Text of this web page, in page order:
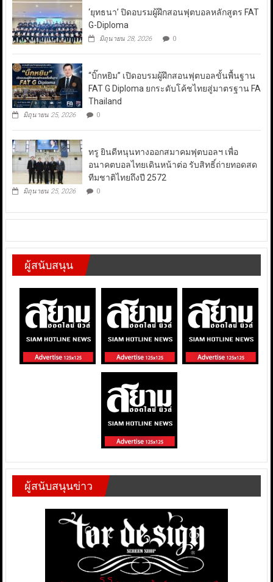
‘ยุทธนา’ ปิดอบรมผู้ฝึกสอนฟุตบอลหลักสูตร FAT
G-Diploma
มิถุนายน 28, 2026 0
“บิ๊กหยิม” เปิดอบรมผู้ฝึกสอนฟุตบอลขั้นพื้นฐาน
FAT G Diploma ยกระดับโค้ชไทยสู่มาตรฐาน FA
Thailand
มิถุนายน 25, 2026 0
ทรู ยินดีหนุนทางออกสมาคมฟุตบอลฯ เพื่อ
อนาคตบอลไทยเดินหน้าต่อ รับสิทธิ์ถ่ายทอดสด
ทีมชาติไทยถึงปี 2572
มิถุนายน 25, 2026 0
ผู้สนับสนุน
ผู้สนับสนุนข่าว